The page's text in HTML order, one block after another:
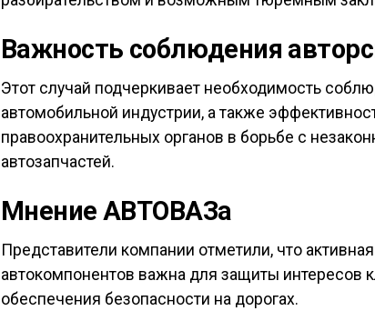
Важность соблюдения
Этот случай подчеркивает необходимость
автомобильной индустрии, а также
правоохранительных органов в борьбе с
автозапчастей.
Мнение АВТОВАЗа
Представители компании отметили, что
автокомпонентов важна для защиты интересов
обеспечения безопасности на дорогах.